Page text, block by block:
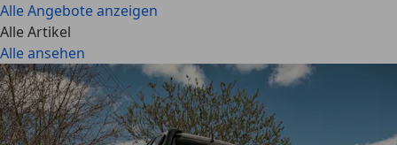
Alle Angebote anzeigen
Alle Artikel
Alle ansehen